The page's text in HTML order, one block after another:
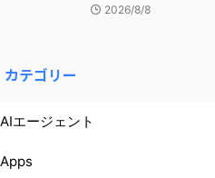
2026/8/8
カテゴリー
AIエージェント
Apps